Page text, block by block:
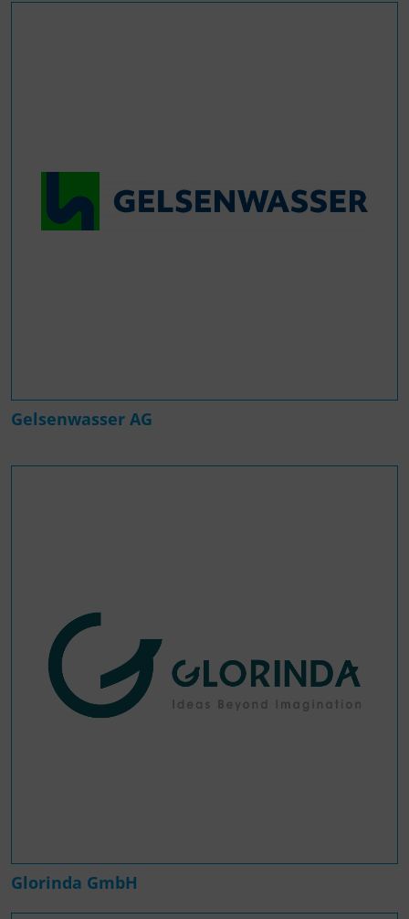
Gelsenwasser AG
Glorinda GmbH